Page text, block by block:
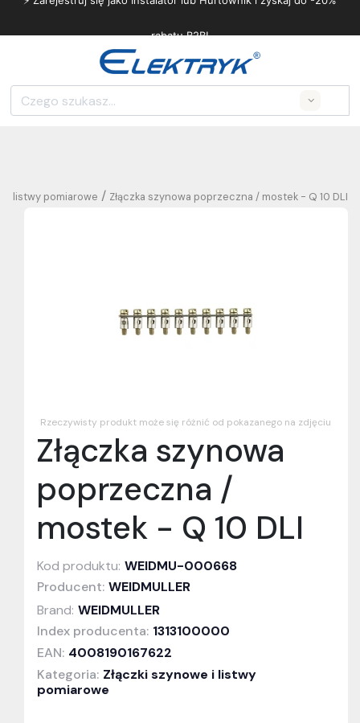
rabatu B2B!
Złączka szynowa poprzeczna / mostek - Q 10 DLI
/
i listwy pomiarowe
Rzeczywisty produkt może się różnić od pokazanego na zdjęciu
Złączka szynowa
poprzeczna /
mostek - Q 10 DLI
Kod produktu: WEIDMU-000668
Producent: WEIDMULLER
Brand: WEIDMULLER
Index producenta: 1313100000
EAN: 4008190167622
Kategoria: Złączki szynowe i listwy
pomiarowe